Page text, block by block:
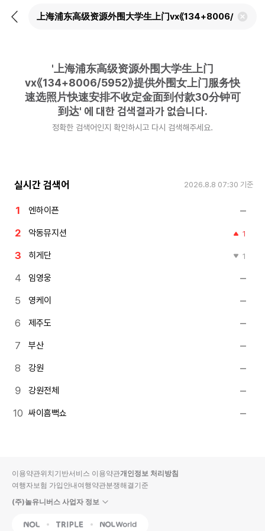
뒤
검
' 上海浦东高级资源外围大学生上门
vx《134+8006/5952》提供外围女上门服务快
速选照片快速安排不收定金面到付款30分钟可
到达' 에 대한 검색결과가 없습니다.
정확한 검색어인지 확인하시고 다시 검색해주세요.
실시간 검색어 2026.8.8 07:30 기준
엔하이픈
악동뮤지션 1
히게단 1
임영웅
영케이
제주도
부산
강원
강원전체
싸이흠뻑쇼
이용약관위치기반서비스 이용약관개인정보 처리방침
여행자보험 가입안내여행약관분쟁해결기준
(주)놀유니버스 사업자 정보
NOL Triple Interpark Global